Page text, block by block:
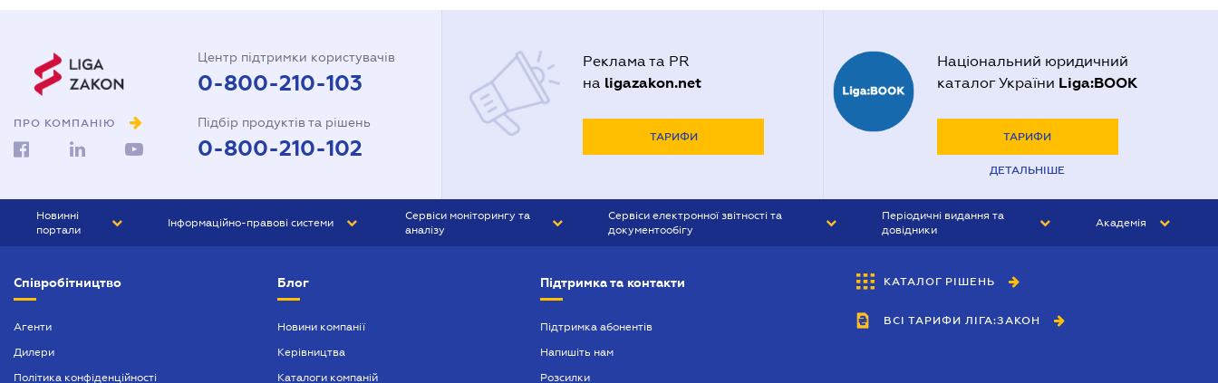
ПРО КОМПАНІЮ
Центр підтримки користувачів
0-800-210-103
Підбір продуктів та рішень
0-800-210-102
Реклама та PR
на ligazakon.net
ТАРИФИ
Національний юридичний
каталог України Liga:BOOK
ТАРИФИ
ДЕТАЛЬНІШЕ
Новинні
портали
БІЗНЕС
Інформаційно-правові системи
БУХГАЛТЕР ПРОФ
Сервіси моніторингу та
аналізу
Сервіси електронної звітності та
документообігу
Періодичні видання та
довідники
БУХГАЛТЕР&ЗАКОН
ВІСНИК МСФЗ
Академія
Співробітництво
Агенти
Дилери
Політика конфіденційності
Блог
Новини компанії
Керівництва
Каталоги компаній
Підтримка та контакти
Підтримка абонентів
Напишіть нам
Розсилки
КАТАЛОГ РІШЕНЬ
ВСІ ТАРИФИ ЛІГА:ЗАКОН